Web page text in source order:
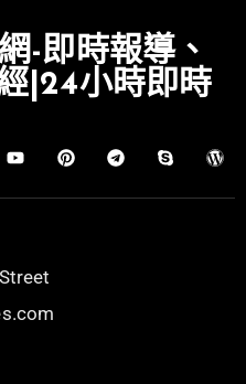
-即時報導、
|24小時即時